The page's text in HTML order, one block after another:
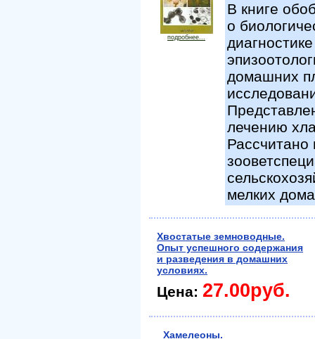
подробнее...
В книге
о
домашних
лечению
Рассчитано
мелких
Хвостатые земноводные.
Опыт успешного содержания
и разведения в домашних
условиях.
Цена: 27.00руб.
Хамелеоны.